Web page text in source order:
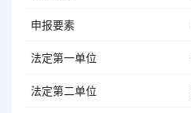
申报要素
法定第一单位
法定第二单位